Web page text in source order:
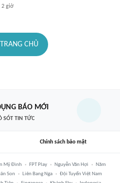
2 giờ
CHỦ
BÁO MỚI
SÓT TIN TỨC
Chính sách bảo mật
Mỹ Đình FPT Play Nguyễn Văn Hợi
Năm
Son Liên Bang Nga
Đội Tuyển Việt Nam